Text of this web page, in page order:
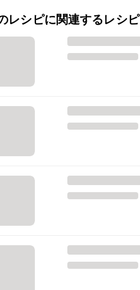
レシピに関連するレシピ